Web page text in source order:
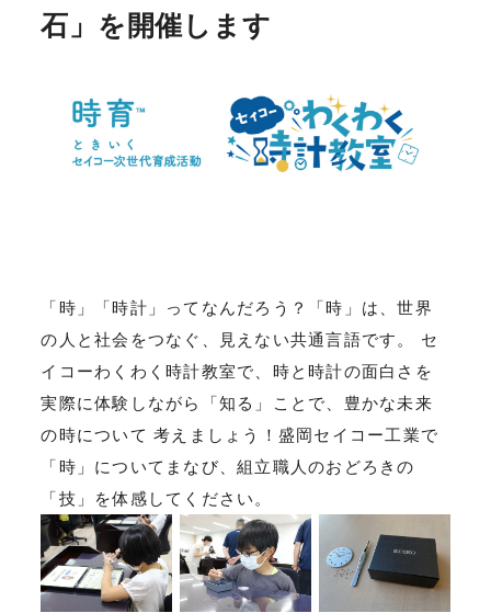
石」を開催します
「時」「時計」ってなんだろう？「時」は、世界
の人と社会をつなぐ、見えない共通言語です。 セ
イコーわくわく時計教室で、時と時計の面白さを
実際に体験しながら「知る」ことで、豊かな未来
の時について 考えましょう！盛岡セイコー工業で
「時」についてまなび、組立職人のおどろきの
「技」を体感してください。